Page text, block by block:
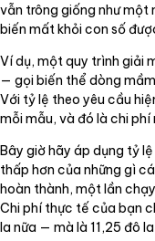
vẫn trông giống như một
biến mất khỏi con số
Ví dụ, một quy trình giải
— gọi biến thể dòng
Với tỷ lệ theo yêu cầu
mỗi mẫu, và đó là chi
Bây giờ hãy áp dụng tỷ
thấp hơn của những gì
hoàn thành, một lần
Chi phí thực tế của bạn
la nữa — mà là 11,25 đô